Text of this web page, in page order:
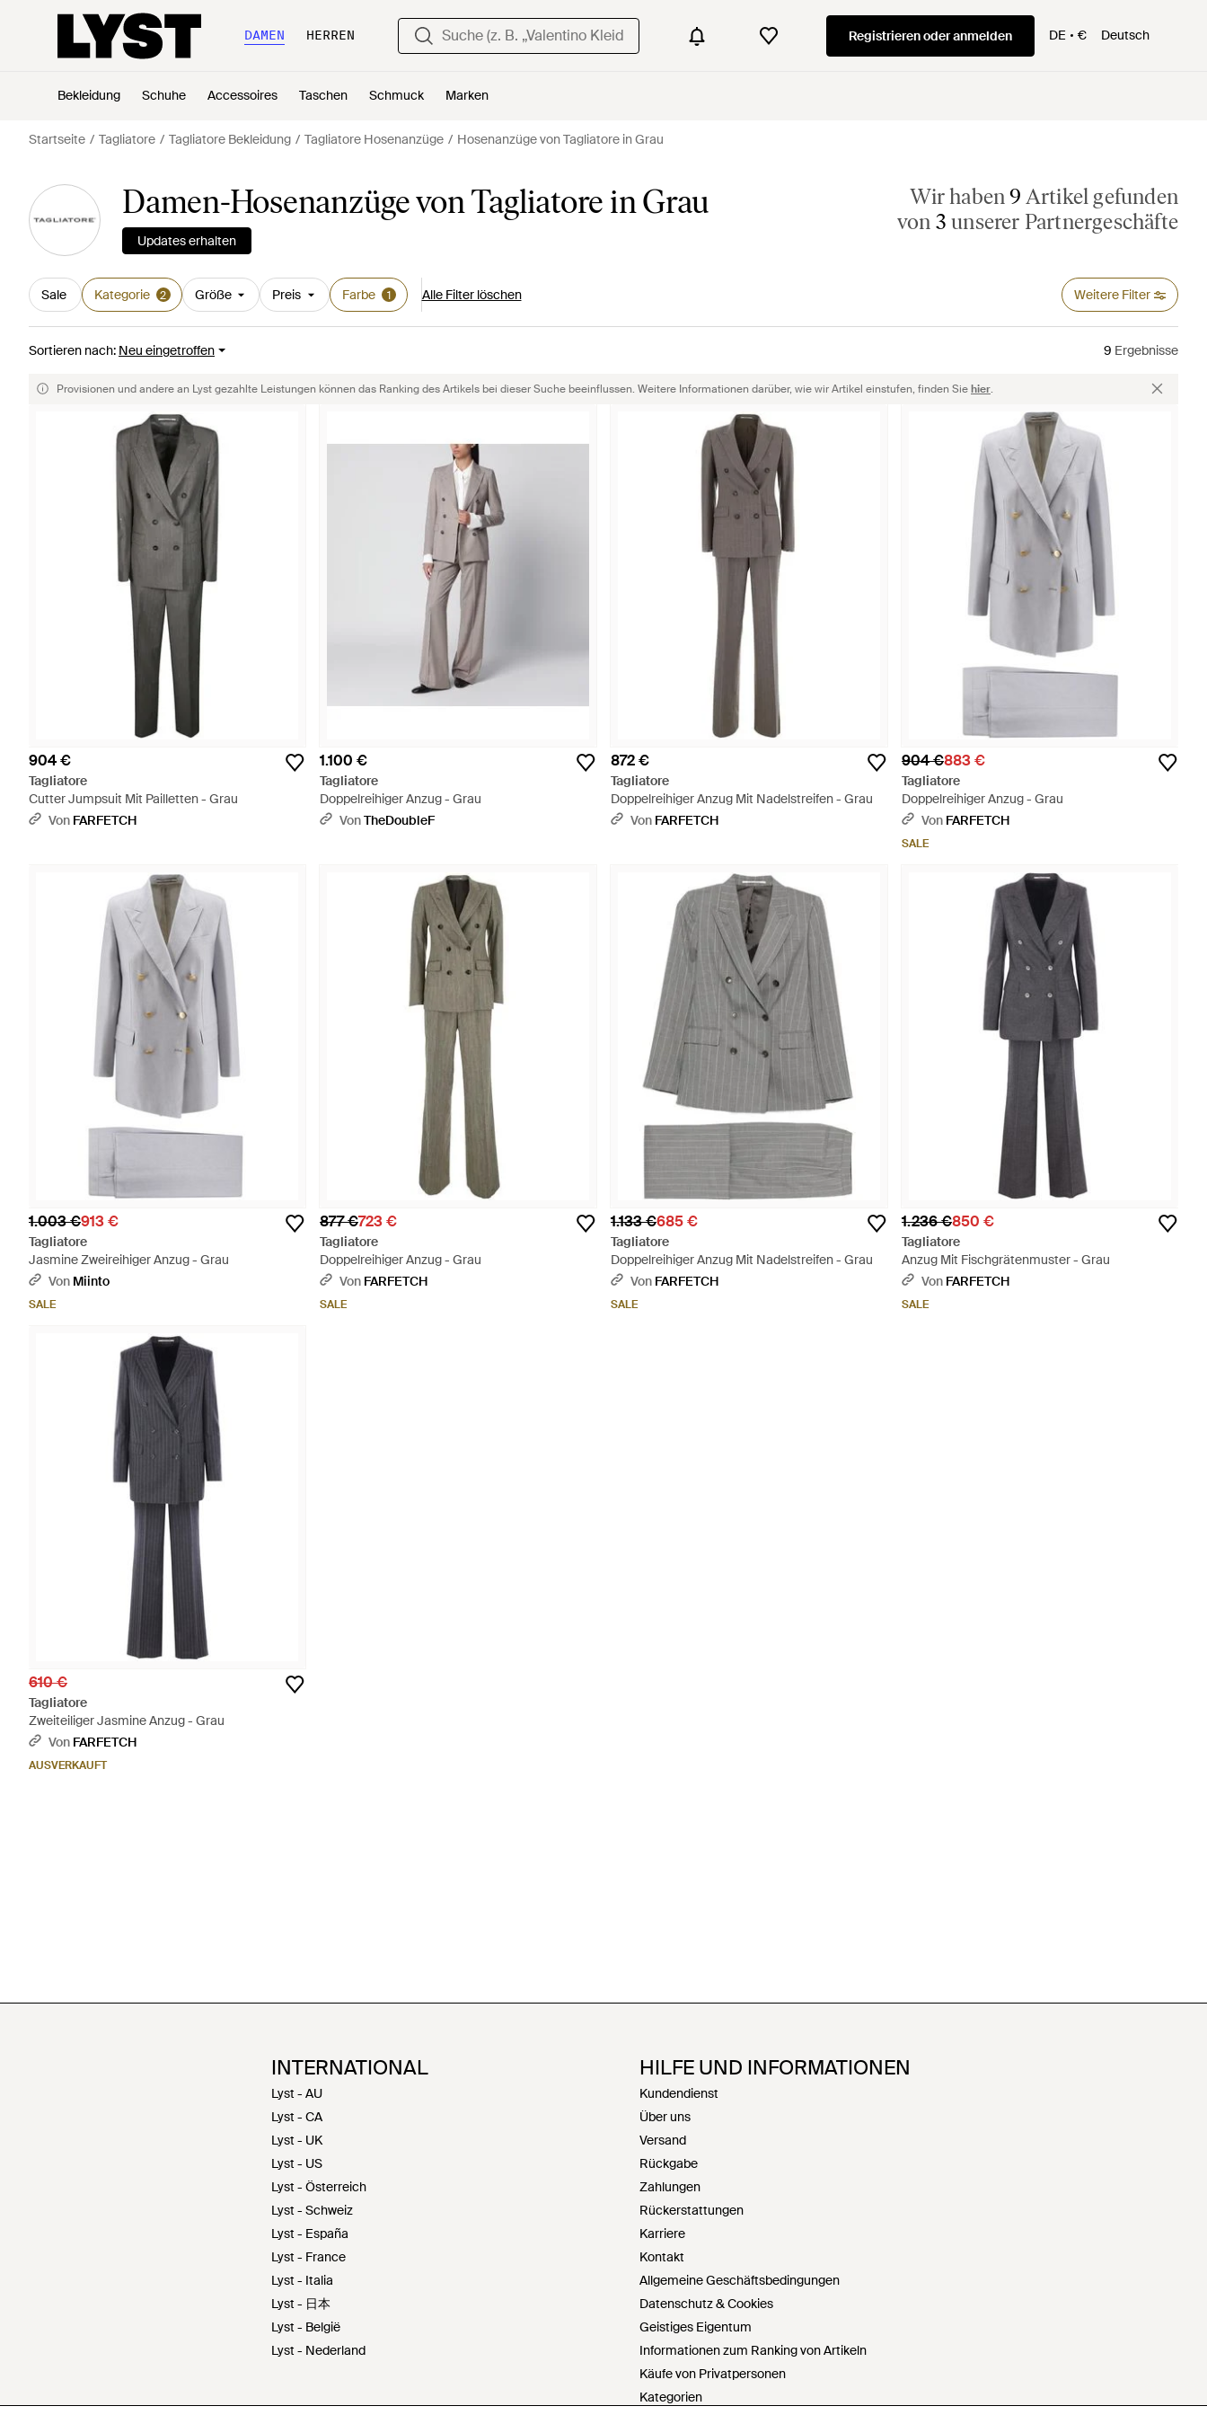
DAMEN HERREN Registrieren oder anmelden DE € Deutsch
Bekleidung Schuhe Accessoires Taschen Schmuck Marken
Startseite Tagliatore Tagliatore Bekleidung Tagliatore Hosenanzüge Hosenanzüge von Tagliatore in Grau
Damen-Hosenanzüge von Tagliatore in Grau
Updates erhalten
Wir haben9 Artikel gefunden
von 3 unserer Partnergeschäfte
Sale Kategorie 2 Größe Preis Farbe 1 Alle Filter löschen Weitere Filter
Sortieren nach: Neu eingetroffen 9 Ergebnisse
Provisionen und andere an Lyst gezahlte Leistungen können das Ranking des Artikels bei dieser Suche beeinflussen. Weitere Informationen darüber, wie wir Artikel einstufen, finden Siehier.
904 €
Tagliatore
Cutter Jumpsuit Mit Pailletten - Grau
Von FARFETCH
1.100 €
Tagliatore
Doppelreihiger Anzug - Grau
VonTheDoubleF
872 €
Tagliatore
Doppelreihiger Anzug Mit Nadelstreifen - Grau
Von FARFETCH
904 €883 €
Tagliatore
Doppelreihiger Anzug - Grau
Von FARFETCH
SALE
1.003 €913 €
Tagliatore
Jasmine Zweireihiger Anzug - Grau
Von Miinto
SALE
877 €723 €
Tagliatore
Doppelreihiger Anzug - Grau
Von FARFETCH
SALE
1.133 €685 €
Tagliatore
Doppelreihiger Anzug Mit Nadelstreifen - Grau
Von FARFETCH
SALE
1.236 €850 €
Tagliatore
Anzug Mit Fischgrätenmuster - Grau
Von FARFETCH
SALE
610 €
Tagliatore
Zweiteiliger Jasmine Anzug - Grau
Von FARFETCH
AUSVERKAUFT
INTERNATIONAL
Lyst - AU
Lyst - CA
Lyst - UK
Lyst - US
Lyst - Österreich
Lyst - Schweiz
Lyst - España
Lyst - France
Lyst - Italia
Lyst - 日本
Lyst - België
Lyst - Nederland
HILFE UND INFORMATIONEN
Kundendienst
Über uns
Versand
Rückgabe
Zahlungen
Rückerstattungen
Karriere
Kontakt
Allgemeine Geschäftsbedingungen
Datenschutz & Cookies
Geistiges Eigentum
Informationen zum Ranking von Artikeln
Käufe von Privatpersonen
Kategorien